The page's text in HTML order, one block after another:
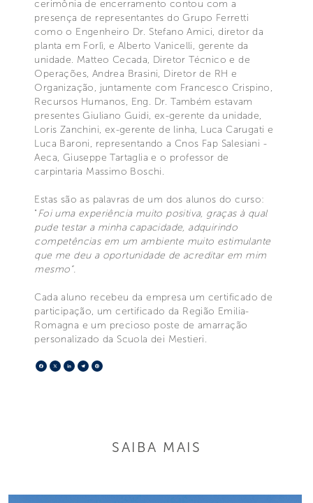
cerimônia de encerramento contou com a
presença de representantes do Grupo Ferretti
como o Engenheiro Dr. Stefano Amici, diretor da
planta em Forlì, e Alberto Vanicelli, gerente da
unidade. Matteo Cecada, Diretor Técnico e de
Operações, Andrea Brasini, Diretor de RH e
Organização, juntamente com Francesco Crispino,
Recursos Humanos, Eng. Dr. Também estavam
presentes Giuliano Guidi, ex-gerente da unidade,
Loris Zanchini, ex-gerente de linha, Luca Carugati e
Luca Baroni, representando a Cnos Fap Salesiani -
Aeca, Giuseppe Tartaglia e o professor de
carpintaria Massimo Boschi.
Estas são as palavras de um dos alunos do curso:
"Foi uma experiência muito positiva, graças à qual
pude testar a minha capacidade, adquirindo
competências em um ambiente muito estimulante
que me deu a oportunidade de acreditar em mim
mesmo”.
Cada aluno recebeu da empresa um certificado de
participação, um certificado da Região Emilia-
Romagna e um precioso poste de amarração
personalizado da Scuola dei Mestieri.
Facebook
X LinkedIn
Telegram
SAIBA MAIS